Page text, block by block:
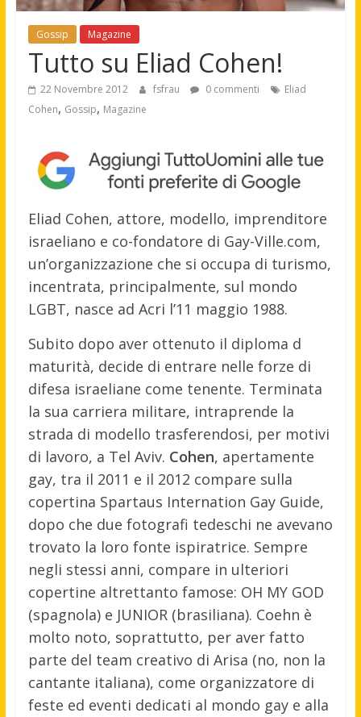
Gossip Magazine
Tutto su Eliad Cohen!
22 Novembre 2012 fsfrau 0 commenti
Eliad
Cohen, Gossip, Magazine
Eliad Cohen, attore, modello, imprenditore
israeliano e co-fondatore di Gay-Ville.com,
un’organizzazione che si occupa di turismo,
incentrata, principalmente, sul mondo
LGBT, nasce ad Acri l’11 maggio 1988.
Subito dopo aver ottenuto il diploma d
maturità, decide di entrare nelle forze di
difesa israeliane come tenente. Terminata
la sua carriera militare, intraprende la
strada di modello trasferendosi, per motivi
di lavoro, a Tel Aviv. Cohen, apertamente
gay, tra il 2011 e il 2012 compare sulla
copertina Spartaus Internation Gay Guide,
dopo che due fotografi tedeschi ne avevano
trovato la loro fonte ispiratrice. Sempre
negli stessi anni, compare in ulteriori
copertine altrettanto famose: OH MY GOD
(spagnola) e JUNIOR (brasiliana). Coehn è
molto noto, soprattutto, per aver fatto
parte del team creativo di Arisa (no, non la
cantante italiana), come organizzatore di
feste ed eventi dedicati al mondo gay e alla